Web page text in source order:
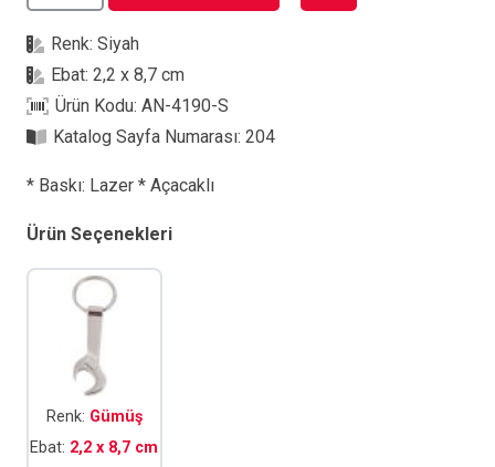
Renk:Siyah
Ebat:2,2 x 8,7 cm
Ürün Kodu:AN-4190-S
Katalog Sayfa Numarası:204
* Baskı: Lazer * Açacaklı
Ürün Seçenekleri
Renk: Gümüş
Ebat: 2,2 x 8,7 cm